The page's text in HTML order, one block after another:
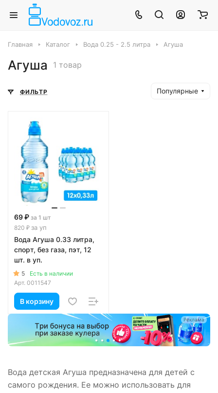
Главная Каталог Вода 0.25 - 2.5 литра Агуша
Агуша 1 товар
ФИЛЬТР Популярные
69 ₽ за 1 шт
820 ₽ за уп
Вода Агуша 0.33 литра,
спорт, без газа, пэт, 12
шт. в уп.
5
Есть в наличии
Арт. 0011547
В корзину
Реклама
Вода детская Агуша предназначена для детей с
самого рождения. Ее можно использовать для